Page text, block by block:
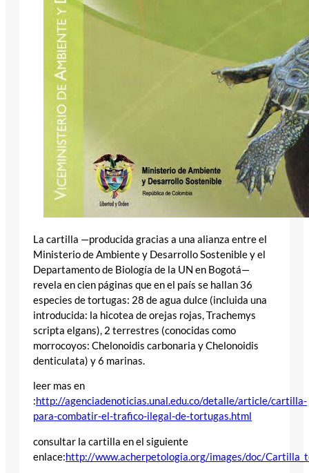
La cartilla —producida gracias a una alianza entre el
Ministerio de Ambiente y Desarrollo Sostenible y el
Departamento de Biología de la UN en Bogotá—
revela en cien páginas que en el país se hallan 36
especies de tortugas: 28 de agua dulce (incluida una
introducida: la hicotea de orejas rojas, Trachemys
scripta elgans), 2 terrestres (conocidas como
morrocoyos: Chelonoidis carbonaria y Chelonoidis
denticulata) y 6 marinas.
leer mas en
:http://agenciadenoticias.unal.edu.co/detalle/article/cartilla-
para-combatir-el-trafico-ilegal-de-tortugas.html
consultar la cartilla en el siguiente
enlace:http://www.acherpetologia.org/images/doc/